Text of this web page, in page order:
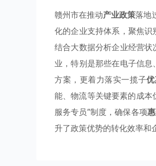
赣州市在推动产业政策落地
化的企业支持体系，聚焦识
结合大数据分析企业经营状
业，特别是那些在电子信
方案，更着力落实一揽子
能、物流等关键要素的成本
服务专员”制度，确保各项
升了政策优势的转化效率和